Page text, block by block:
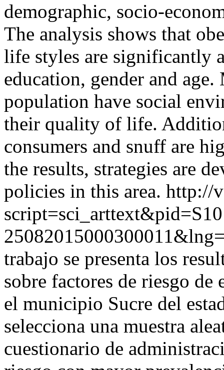
demographic, socio-
The analysis shows that
life styles are significantly
education, gender and
population have social
their quality of life.
consumers and snuff are
the results, strategies are
policies in this area. http://
trabajo se presenta los
sobre factores de riesgo de
el municipio Sucre del
selecciona una muestra
cuestionario de